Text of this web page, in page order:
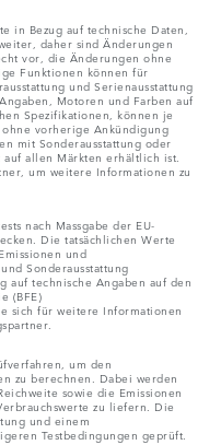
in Bezug auf technische Daten,
daher sind Änderungen
vor, die Änderungen ohne
Funktionen können für
und Serienausstattung
Motoren und Farben auf
Spezifikationen, können je
vorherige Ankündigung
mit Sonderausstattung oder
allen Märkten erhältlich ist.
um weitere Informationen zu
nach Massgabe der EU-
Die tatsächlichen Werte
und
Sonderausstattung
auf technische Angaben auf den
(BFE)
sich für weitere Informationen
um den
zu berechnen. Dabei werden
sowie die Emissionen
zu liefern. Die
und einem
Testbedingungen geprüft.